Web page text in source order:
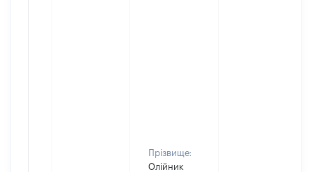
Прізвище:
Олійник